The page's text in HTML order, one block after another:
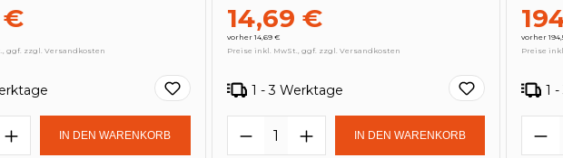
€
ggf. zzgl. Versandkosten
Anzahl: Gib den gewünschten Wert ein oder
IN DEN WARENKORB
14,69 €
vorher 14,69 €
Preise inkl. MwSt., ggf. zzgl. Versandkosten
1 - 3 Werktage
Produkt Anzahl: Gib den
IN DEN WARENKORB
vorher
Preise
1